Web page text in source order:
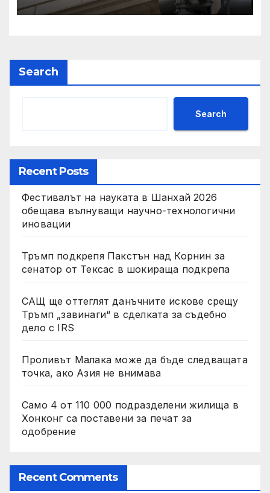
сделката за съдебно дело с
IRS
Search
Search
Recent Posts
Фестивалът на науката в Шанхай 2026
обещава вълнуващи научно-технологични
иновации
Тръмп подкрепя Пакстън над Корнин за
сенатор от Тексас в шокираща подкрепа
САЩ ще оттеглят данъчните искове срещу
Тръмп „завинаги“ в сделката за съдебно
дело с IRS
Проливът Малака може да бъде следващата
точка, ако Азия не внимава
Само 4 от 110 000 подразделени жилища в
Хонконг са поставени за печат за
одобрение
Recent Comments